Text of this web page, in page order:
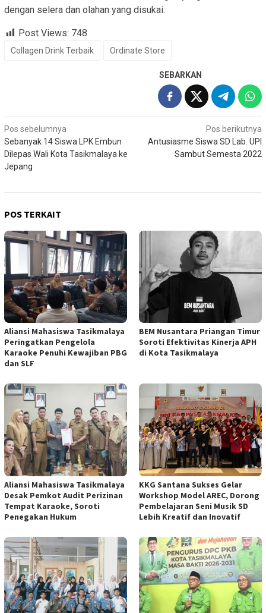
dengan selera dan olahan yang disukai.
Post Views: 748
Collagen Drink Terbaik Ordinate Store
SEBARKAN
Navigasi
pos
Pos sebelumnya
Sebanyak 14 Siswa LPK Embun
Dilepas Wali Kota Tasikmalaya ke
Jepang
Pos berikutnya
Antusiasme Siswa SD Lab. UPI
Sambut Semesta 2022
POS TERKAIT
Aliansi Mahasiswa Tasikmalaya
Peringatkan Pengelola
Karaoke Penuhi Kewajiban PBG
dan SLF
BEM Nusantara Priangan Timur
Soroti Efektivitas Kinerja APH
di Kota Tasikmalaya
Aliansi Mahasiswa Tasikmalaya
Desak Pemkot Audit Perizinan
Tempat Karaoke, Soroti
Penegakan Hukum
KKG Santana Sukses Gelar
Workshop Model AREC, Dorong
Pembelajaran Seni Musik SD
Lebih Kreatif dan Inovatif